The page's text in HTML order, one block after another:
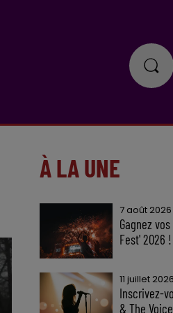
À LA UNE
7 août 2026
Gagnez
Fest' 2026 !
11 juillet 2026
Inscrivez-
& The